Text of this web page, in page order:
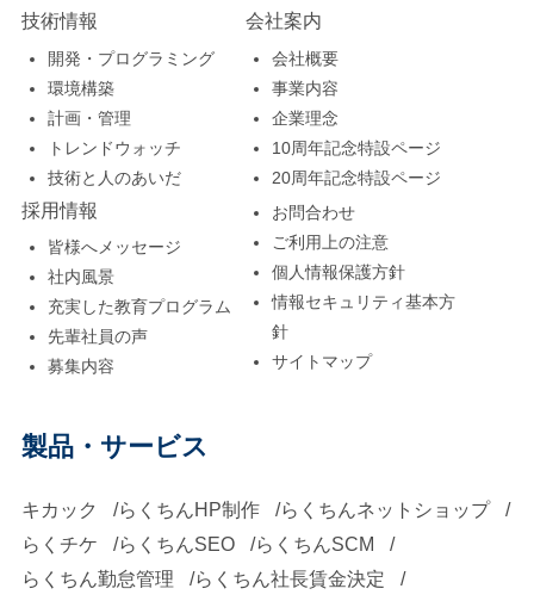
技術情報
開発・プログラミング
環境構築
計画・管理
トレンドウォッチ
技術と人のあいだ
会社案内
会社概要
事業内容
企業理念
10周年記念特設ページ
20周年記念特設ページ
採用情報
皆様へメッセージ
社内風景
充実した教育プログラム
先輩社員の声
募集内容
お問合わせ
ご利用上の注意
個人情報保護方針
情報セキュリティ基本方
針
サイトマップ
製品・サービス
キカック らくちんHP制作
らくちんネットショップ
らくチケ
らくちんSEO
らくちんSCM
らくちん勤怠管理
らくちん社長賃金決定